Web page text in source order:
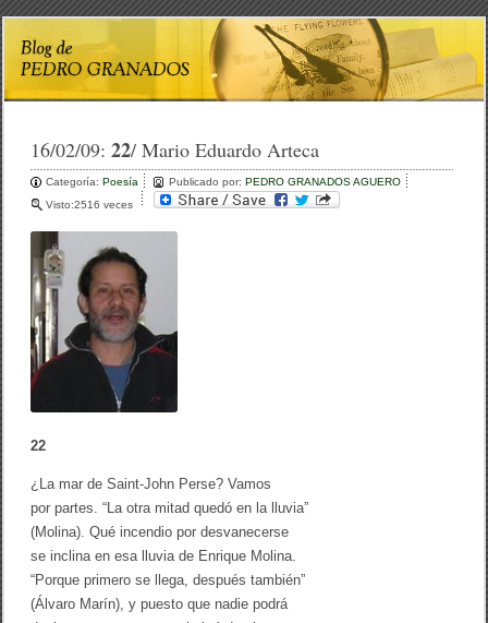
16/02/09:22/ Mario Eduardo Arteca
Categoría:Poesía Publicado por:PEDRO GRANADOS AGUERO
Visto:2516 veces
22
¿La mar de Saint-John Perse? Vamos
por partes. “La otra mitad quedó en la lluvia”
(Molina). Qué incendio por desvanecerse
se inclina en esa lluvia de Enrique Molina.
“Porque primero se llega, después también”
(Álvaro Marín), y puesto que nadie podrá